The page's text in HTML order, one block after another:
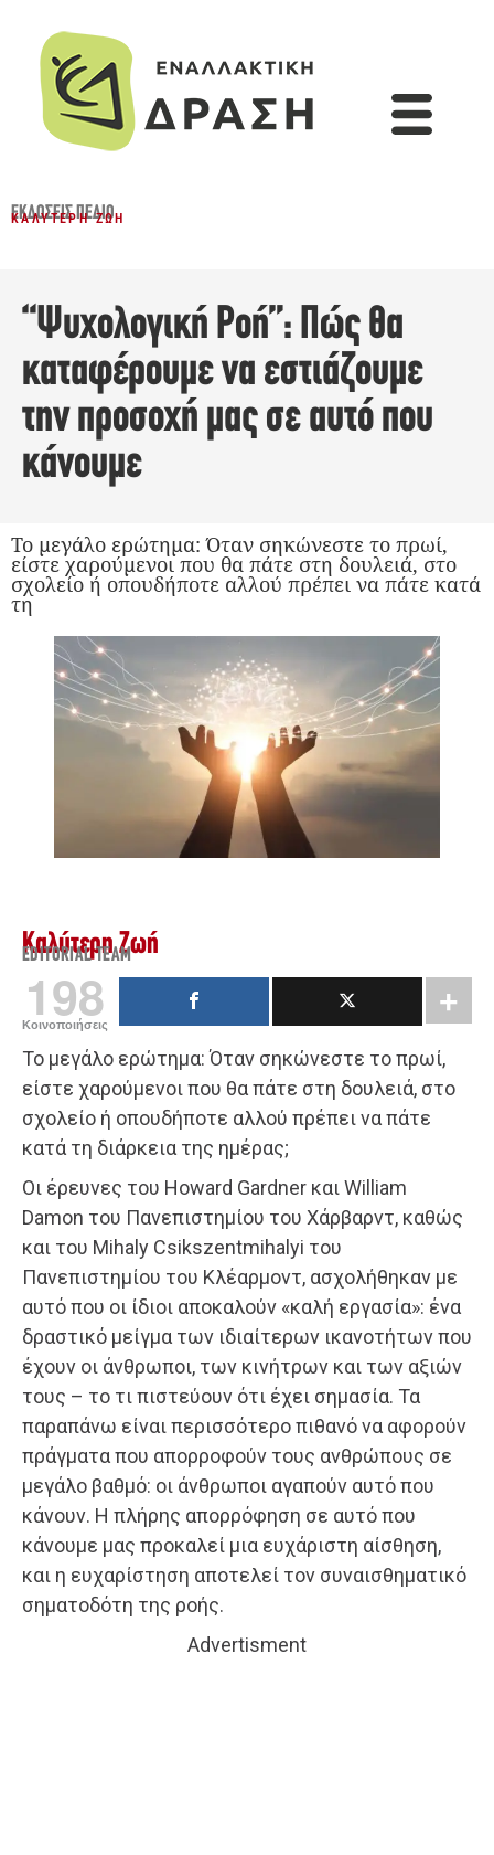
ΕΚΔΌΣΕΙΣ ΠΕΔΊΟ
ΚΑΛΎΤΕΡΗ ΖΩΉ
“Ψυχολογική Ροή”: Πώς θα
καταφέρουμε να εστιάζουμε
την προσοχή μας σε αυτό που
κάνουμε
Το μεγάλο ερώτημα: Όταν σηκώνεστε το πρωί,
είστε χαρούμενοι που θα πάτε στη δουλειά, στο
σχολείο ή οπουδήποτε αλλού πρέπει να πάτε κατά
τη
Καλύτερη Ζωή
EDITORIAL TEAM
198
Κοινοποιήσεις
Το μεγάλο ερώτημα: Όταν σηκώνεστε το πρωί,
είστε χαρούμενοι που θα πάτε στη δουλειά, στο
σχολείο ή οπουδήποτε αλλού πρέπει να πάτε
κατά τη διάρκεια της ημέρας;
Οι έρευνες του Howard Gardner και William
Damon του Πανεπιστημίου του Χάρβαρντ, καθώς
και του Mihaly Csikszentmihalyi του
Πανεπιστημίου του Κλέαρμοντ, ασχολήθηκαν με
αυτό που οι ίδιοι αποκαλούν «καλή εργασία»: ένα
δραστικό μείγμα των ιδιαίτερων ικανοτήτων που
έχουν οι άνθρωποι, των κινήτρων και των αξιών
τους – το τι πιστεύουν ότι έχει σημασία. Τα
παραπάνω είναι περισσότερο πιθανό να αφορούν
πράγματα που απορροφούν τους ανθρώπους σε
μεγάλο βαθμό: οι άνθρωποι αγαπούν αυτό που
κάνουν. Η πλήρης απορρόφηση σε αυτό που
κάνουμε μας προκαλεί μια ευχάριστη αίσθηση,
και η ευχαρίστηση αποτελεί τον συναισθηματικό
σηματοδότη της ροής.
Advertisment